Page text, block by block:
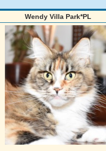
Wendy Villa Park*PL